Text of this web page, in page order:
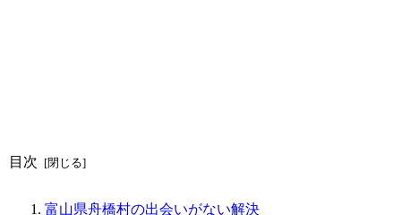
目次
富山県舟橋村の出会いがない解決